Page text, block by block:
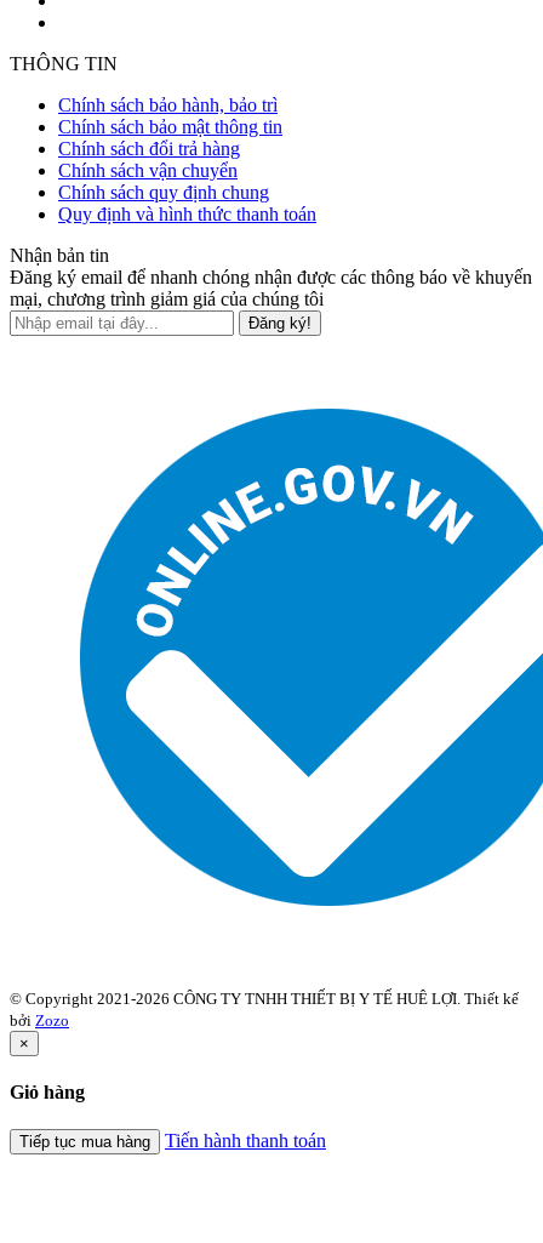
THÔNG TIN
Chính sách bảo hành, bảo trì
Chính sách bảo mật thông tin
Chính sách đổi trả hàng
Chính sách vận chuyển
Chính sách quy định chung
Quy định và hình thức thanh toán
Nhận bản tin
Đăng ký email để nhanh chóng nhận được các thông báo về khuyến
mại, chương trình giảm giá của chúng tôi
Đăng ký!
© Copyright 2021-2026 CÔNG TY TNHH THIẾT BỊ Y TẾ HUÊ LỢI. Thiết kế
bởi Zozo
×
Giỏ hàng
Tiếp tục mua hàng Tiến hành thanh toán